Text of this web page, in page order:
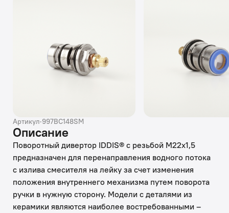
Артикул·997BC148SM
Описание
Поворотный дивертор IDDIS® с резьбой М22х1,5
предназначен для перенаправления водного потока
с излива смесителя на лейку за счет изменения
положения внутреннего механизма путем поворота
ручки в нужную сторону. Модели с деталями из
керамики являются наиболее востребованными –